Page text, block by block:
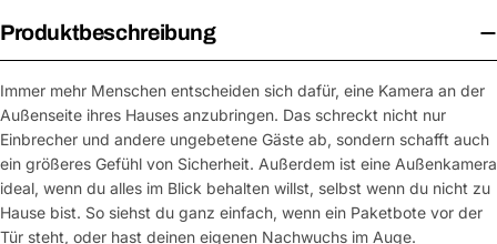
Produktbeschreibung
Immer mehr Menschen entscheiden sich dafür, eine Kamera an der
Außenseite ihres Hauses anzubringen. Das schreckt nicht nur
Einbrecher und andere ungebetene Gäste ab, sondern schafft auch
ein größeres Gefühl von Sicherheit. Außerdem ist eine Außenkamera
ideal, wenn du alles im Blick behalten willst, selbst wenn du nicht zu
Hause bist. So siehst du ganz einfach, wenn ein Paketbote vor der
Tür steht, oder hast deinen eigenen Nachwuchs im Auge.